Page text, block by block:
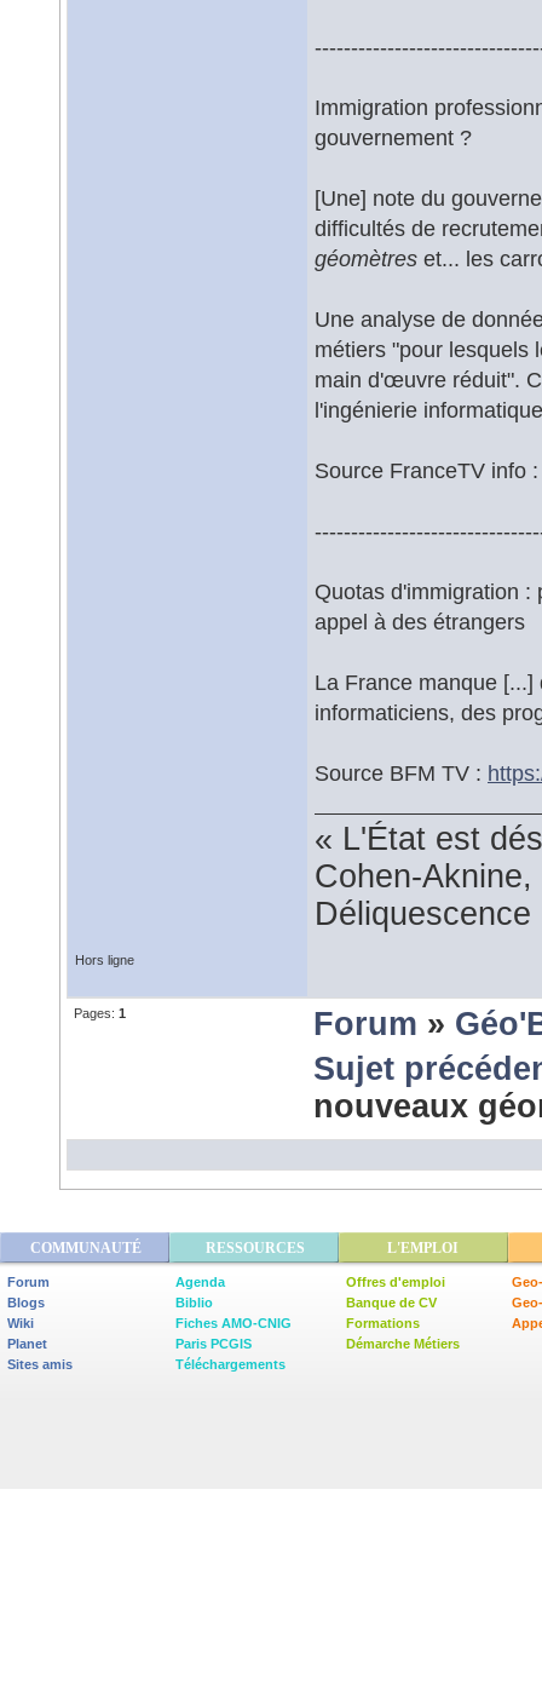
Immigration
gouvernement ?
[Une] note du
difficultés de
géomètres et... les
Une analyse de
métiers "pour lesquels
main d'œuvre réduit".
l'ingénierie
Source FranceTV info
Quotas d'immigration :
appel à des étrangers
La France manque
informaticiens, des
Source BFM TV :
« L'État est
Cohen-
Hors ligne
Pages: 1 Forum »
Sujet
nouveaux
COMMUNAUTÉ RESSOURCES L'EMPLOI
Forum
Blogs
Wiki
Planet
Sites amis
Agenda
Biblio
Fiches AMO-CNIG
Paris PCGIS
Téléchargements
Offres d'emploi
Banque de CV
Formations
Démarche Métiers